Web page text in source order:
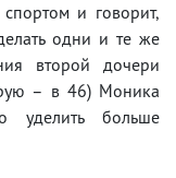
и говорит,
одни и те же
второй дочери
– в 46) Моника
уделить больше